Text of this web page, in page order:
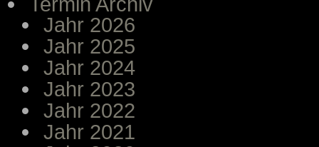
Jahr 2026
Jahr 2025
Jahr 2024
Jahr 2023
Jahr 2022
Jahr 2021